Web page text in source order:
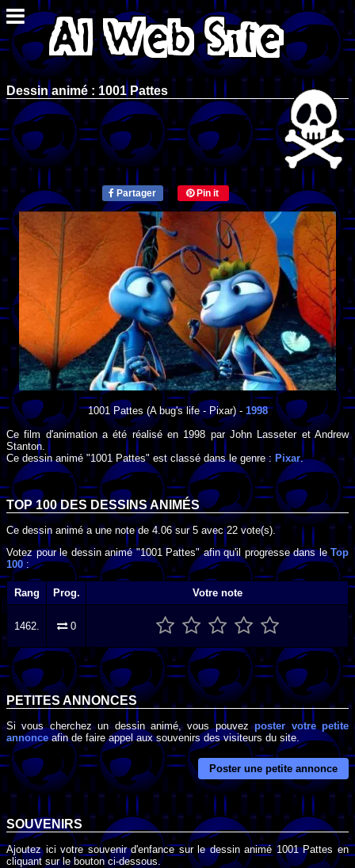
Dessin animé : 1001 Pattes
Partager Pin it
1001 Pattes (A bug's life - Pixar) - 1998
Ce film d'animation a été réalisé en1998parJohn LasseteretAndrew
Stanton
Ce dessin animé "1001 Pattes" est classé dans le genre : Pixar.
TOP 100 DES DESSINS ANIMÉS
Ce dessin animé a une note de 4.06sur5 avec22 vote(s).
Votez pour le dessin animé "1001 Pattes" afin qu'il progresse dans le Top
100 :
Rang Prog. Votre note
1462. 0
PETITES ANNONCES
Si vous cherchez un dessin animé, vous pouvezposter votre petite
annonceafin de faire appel aux souvenirs des visiteurs du site.
Poster une petite annonce
SOUVENIRS
Ajoutez ici votre souvenir d'enfance sur le dessin animé 1001 Pattes en
cliquant sur le bouton ci-dessous.